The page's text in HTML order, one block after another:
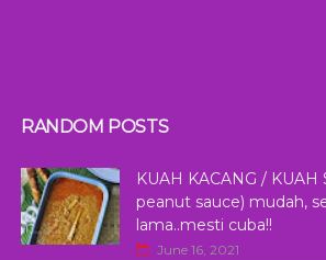
RANDOM POSTS
KUAH KACANG / KUAH
peanut sauce) mudah,
lama..mesti cuba!!
June 16, 2021